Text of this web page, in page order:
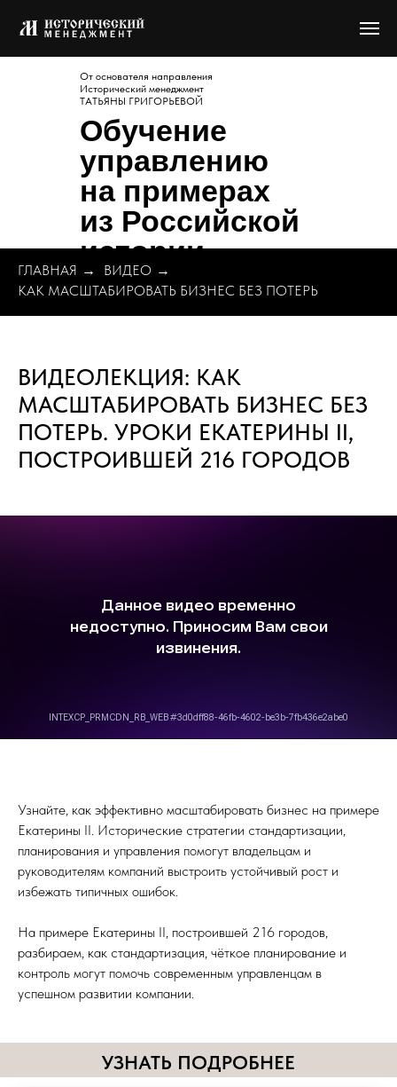
Обучение
управлению
на примерах
из Российской
истории
От основателя направления
Исторический менеджмент
ТАТЬЯНЫ ГРИГОРЬЕВОЙ
ГЛАВНАЯ → ВИДЕО →
КАК МАСШТАБИРОВАТЬ БИЗНЕС БЕЗ ПОТЕРЬ
ВИДЕОЛЕКЦИЯ: КАК
МАСШТАБИРОВАТЬ БИЗНЕС БЕЗ
ПОТЕРЬ. УРОКИ ЕКАТЕРИНЫ II,
ПОСТРОИВШЕЙ 216 ГОРОДОВ
Узнайте, как эффективно масштабировать бизнес на примере
Екатерины II. Исторические стратегии стандартизации,
планирования и управления помогут владельцам и
руководителям компаний выстроить устойчивый рост и
избежать типичных ошибок.
На примере Екатерины II, построившей 216 городов,
разбираем, как стандартизация, чёткое планирование и
контроль могут помочь современным управленцам в
успешном развитии компании.
УЗНАТЬ ПОДРОБНЕЕ